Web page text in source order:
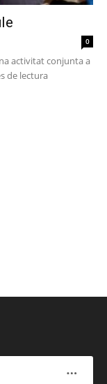
0
activitat conjunta a
de lectura